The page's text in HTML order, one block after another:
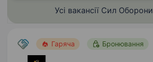
Усі вакансії Сил Оборони
Гаряча Бронювання